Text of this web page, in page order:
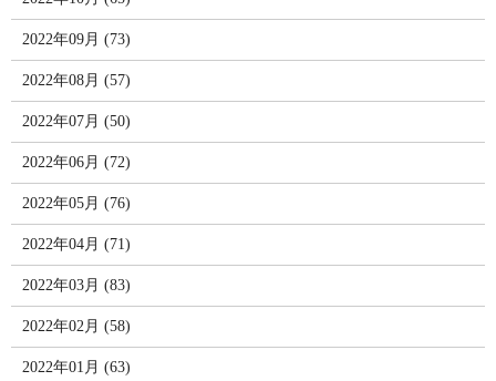
2022年09月 (73)
2022年08月 (57)
2022年07月 (50)
2022年06月 (72)
2022年05月 (76)
2022年04月 (71)
2022年03月 (83)
2022年02月 (58)
2022年01月 (63)